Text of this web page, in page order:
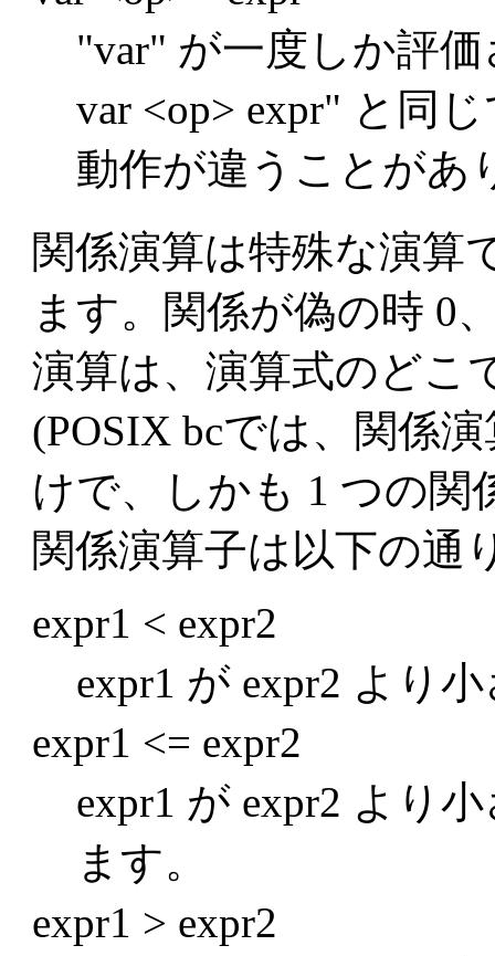
"var" が一度しか評
var <op> expr" と同
動作が違うことがあ
関係演算は特殊な演算
ます。関係が偽の時 0
演算は、演算式のどこ
(POSIX bcでは、関係
けで、しかも 1 つの関
関係演算子は以下の通
expr1 < expr2
expr1 が expr2 より
expr1 <= expr2
expr1 が expr2 より
ます。
expr1 > expr2